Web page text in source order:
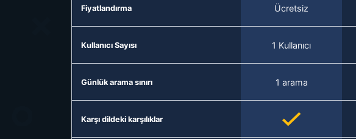
Fiyatlandırma Ücretsiz
Kullanıcı Sayısı 1 Kullanıcı
Günlük arama sınırı 1 arama
Karşı dildeki karşılıklar